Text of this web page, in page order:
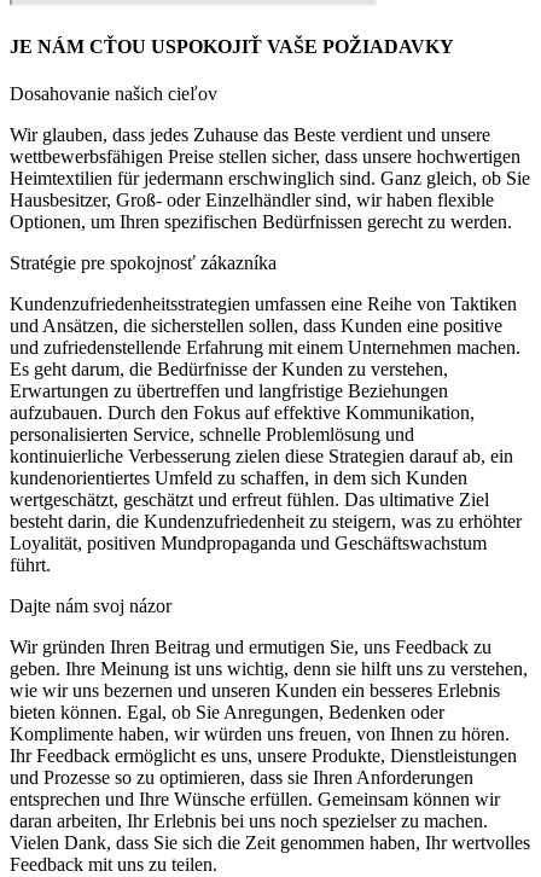
JE NÁM CŤOU USPOKOJIŤ VAŠE POŽIADAVKY
Dosahovanie našich cieľov
Wir glauben, dass jedes Zuhause das Beste verdient und unsere
wettbewerbsfähigen Preise stellen sicher, dass unsere hochwertigen
Heimtextilien für jedermann erschwinglich sind. Ganz gleich, ob Sie
Hausbesitzer, Groß- oder Einzelhändler sind, wir haben flexible
Optionen, um Ihren spezifischen Bedürfnissen gerecht zu werden.
Stratégie pre spokojnosť zákazníka
Kundenzufriedenheitsstrategien umfassen eine Reihe von Taktiken
und Ansätzen, die sicherstellen sollen, dass Kunden eine positive
und zufriedenstellende Erfahrung mit einem Unternehmen machen.
Es geht darum, die Bedürfnisse der Kunden zu verstehen,
Erwartungen zu übertreffen und langfristige Beziehungen
aufzubauen. Durch den Fokus auf effektive Kommunikation,
personalisierten Service, schnelle Problemlösung und
kontinuierliche Verbesserung zielen diese Strategien darauf ab, ein
kundenorientiertes Umfeld zu schaffen, in dem sich Kunden
wertgeschätzt, geschätzt und erfreut fühlen. Das ultimative Ziel
besteht darin, die Kundenzufriedenheit zu steigern, was zu erhöhter
Loyalität, positiven Mundpropaganda und Geschäftswachstum
führt.
Dajte nám svoj názor
Wir gründen Ihren Beitrag und ermutigen Sie, uns Feedback zu
geben. Ihre Meinung ist uns wichtig, denn sie hilft uns zu verstehen,
wie wir uns bezernen und unseren Kunden ein besseres Erlebnis
bieten können. Egal, ob Sie Anregungen, Bedenken oder
Komplimente haben, wir würden uns freuen, von Ihnen zu hören.
Ihr Feedback ermöglicht es uns, unsere Produkte, Dienstleistungen
und Prozesse so zu optimieren, dass sie Ihren Anforderungen
entsprechen und Ihre Wünsche erfüllen. Gemeinsam können wir
daran arbeiten, Ihr Erlebnis bei uns noch spezielser zu machen.
Vielen Dank, dass Sie sich die Zeit genommen haben, Ihr wertvolles
Feedback mit uns zu teilen.